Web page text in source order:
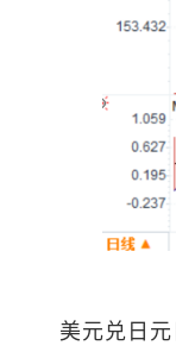
美元兑日元